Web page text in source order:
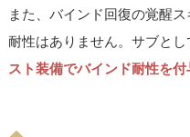
また、バインド回復の覚醒
耐性はありません。サブとし
スト装備でバインド耐性を付